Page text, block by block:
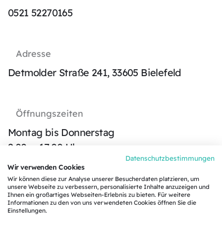
Kontakt
0521 52270165
Adresse
Detmolder Straße 241, 33605 Bielefeld
Öffnungszeiten
Montag bis Donnerstag
9:00 – 17:00 Uhr
Freitag
09:00 - 14:00 Uhr
Datenschutzbestimmungen
Wir verwenden Cookies
Wir können diese zur Analyse unserer Besucherdaten platzieren, um
unsere Webseite zu verbessern, personalisierte Inhalte anzuzeigen und
Ihnen ein großartiges Webseiten-Erlebnis zu bieten. Für weitere
Informationen zu den von uns verwendeten Cookies öffnen Sie die
Einstellungen.